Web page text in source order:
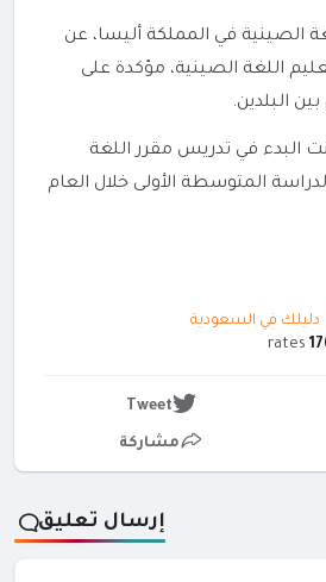
الصينية في المملكة أليسا، عن
اللغة الصينية، مؤكدة على
البلدين.
البدء في تدريس مقرر اللغة
المتوسطة الأولى خلال العام
دليلك في السعودية
rates
Tweet
مشاركة
إرسال تعليق